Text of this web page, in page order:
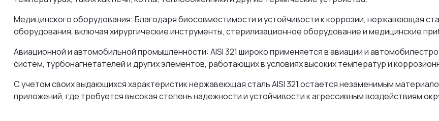
Медицинского оборудования: Благодаря биосовместимости и устойчивости к коррозии, нержавеющая
оборудования, включая хирургические инструменты, стерилизационное оборудование и медицинские
Авиационной и автомобильной промышленности: AISI 321 широко применяется в авиации и
систем, турбонагнетателей и других элементов, работающих в условиях высоких температур и
С учетом своих выдающихся характеристик нержавеющая сталь AISI 321 остается незаменимым
приложений, где требуется высокая степень надежности и устойчивости к агрессивным воздействиям